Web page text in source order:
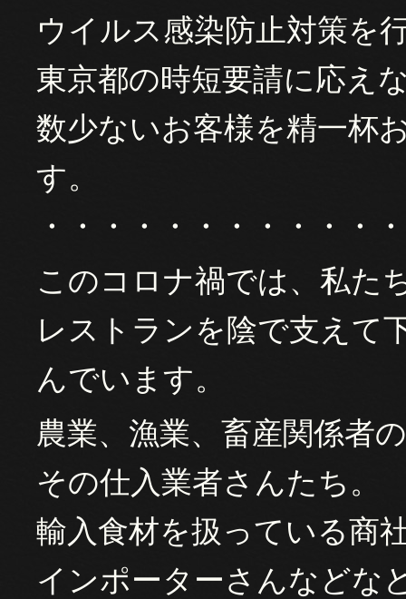
ウイルス感染防止対策を
東京都の時短要請に応え
数少ないお客様を精一杯
す。
・・・・・・・・・・・
このコロナ禍では、私た
レストランを陰で支えて
んでいます。
農業、漁業、畜産関係者
その仕入業者さんたち。
輸入食材を扱っている商
インポーターさんなどな